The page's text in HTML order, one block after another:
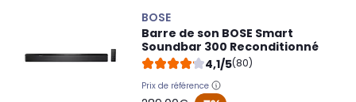
BOSE
Barre de son BOSE Smart
Soundbar 300 Reconditionné
4,1/5(80)
Prix de référence